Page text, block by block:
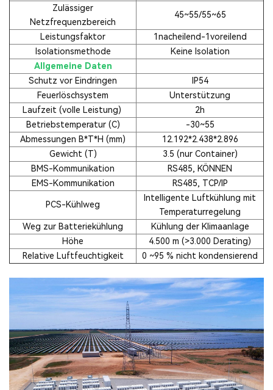
Zulässiger
Netzfrequenzbereich
45~55/55~65
Leistungsfaktor
1nacheilend-1voreilend
Isolationsmethode
Keine Isolation
Allgemeine Daten
Schutz vor Eindringen
IP54
Feuerlöschsystem
Unterstützung
Laufzeit (volle Leistung)
2h
Betriebstemperatur (C)
-30~55
Abmessungen B*T*H (mm)
12.192*2.438*2.896
Gewicht (T)
3.5 (nur Container)
BMS-Kommunikation
RS485, KÖNNEN
EMS-Kommunikation
RS485, TCP/IP
PCS-Kühlweg
Intelligente Luftkühlung mit
Temperaturregelung
Weg zur Batteriekühlung
Kühlung der Klimaanlage
Höhe
4.500 m (>3.000 Derating)
Relative Luftfeuchtigkeit
0 ~95 % nicht kondensierend